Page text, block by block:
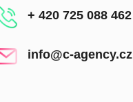
+ 420 725 088 462
info@c-agency.cz